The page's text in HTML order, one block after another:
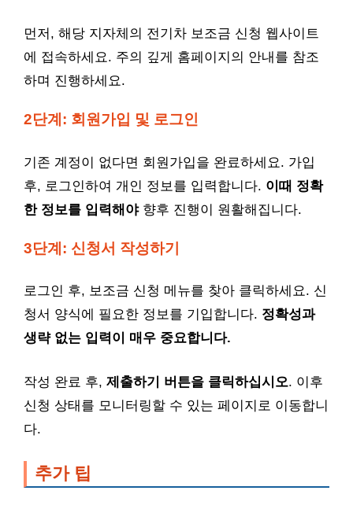
먼저, 해당 지자체의 전기차 보조금 신청 웹사이트
에 접속하세요. 주의 깊게 홈페이지의 안내를 참조
하며 진행하세요.
2단계: 회원가입 및 로그인
기존 계정이 없다면 회원가입을 완료하세요. 가입
후, 로그인하여 개인 정보를 입력합니다. 이때 정확
한 정보를 입력해야향후 진행이 원활해집니다.
3단계: 신청서 작성하기
로그인 후, 보조금 신청 메뉴를 찾아 클릭하세요. 신
청서 양식에 필요한 정보를 기입합니다. 정확성과
생략 없는 입력이 매우 중요합니다.
작성 완료 후, 제출하기 버튼을 클릭하십시오. 이후
신청 상태를 모니터링할 수 있는 페이지로 이동합니
다.
추가 팁